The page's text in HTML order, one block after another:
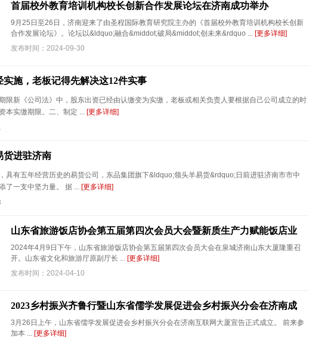
首届校外教育培训机构校长创新合作发展论坛在济南成功举办
9月25日至26日，济南迎来了由圣程国际教育研究院主办的《首届校外教育培训机构校长创新
合作发展论坛》。论坛以&ldquo;融合&middot;破局&middot;创未来&rdquo ... [更多详细]
发布时间：2024-09-30
实施，老板记得先解决这12件实事
限新《公司法》中，股东出资已经由认缴变为实缴，老板或相关负责人要根据自己公司成立的时
本实缴期限。二、制定 ... [更多详细]
货进驻济南
具有五年经营历史的易货公司，东品集团旗下&ldquo;领头羊易货&rdquo;日前进驻济南市市中
了一支中坚力量。 据 ... [更多详细]
山东省旅游饭店协会第五届第四次会员大会暨新质生产力赋能饭店业
2024年4月9日下午，山东省旅游饭店协会第五届第四次会员大会在泉城济南山东大厦隆重召
开。山东省文化和旅游厅原副厅长 ... [更多详细]
发布时间：2024-04-10
2023乡村振兴齐鲁行暨山东省儒学发展促进会乡村振兴分会在济南成
3月26日上午，山东省儒学发展促进会乡村振兴分会在济南互联网大厦宣告正式成立。 前来参
加本 ... [更多详细]